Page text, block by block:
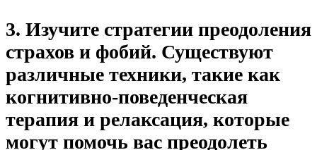
3. Изучите стратегии преодоления
страхов и фобий. Существуют
различные техники, такие как
когнитивно-поведенческая
терапия и релаксация, которые
могут помочь вас преодолеть